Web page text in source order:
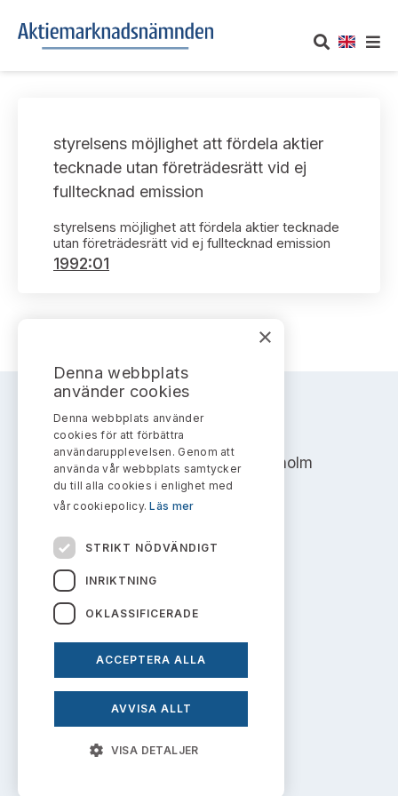
Om oss
Vårt uppdrag
Informationsgivning
Arbetsordning
Ledamöter
Huvudmän
Verksamhetsberättelser
Publikationer och anföranden
UTTALANDEN
Om nämndens uttalanden
Framställningar och konsultation
Samtliga uttalanden sorterade årsvis
Uttalanden sorterade ämnesvis
Sök uttalanden
Avgifter
Takeover-regler för reglerade marknader och vissa
handelsplattformar
AKTUELLT
Bildarkiv
Kontakt angående ansökningar och uttalanden
styrelsens möjlighet att fördela aktier
tecknade utan företrädesrätt vid ej
fulltecknad emission
styrelsens möjlighet att fördela aktier tecknade
utan företrädesrätt vid ej fulltecknad emission
1992:01
AKTIEMARKNADSNÄMNDEN
Address: Box 7354, 103 90 Stockholm
info@aktiemarknadsnamnden.se
Om innehållet
Om webbplatsen
Prenumerera på uttalanden
×
Denna webbplats
använder cookies
Denna webbplats använder
cookies för att förbättra
användarupplevelsen. Genom att
använda vår webbplats samtycker
du till alla cookies i enlighet med
vår cookiepolicy.Läs mer
STRIKT NÖDVÄNDIGT
INRIKTNING
OKLASSIFICERADE
ACCEPTERA ALLA
AVVISA ALLT
VISA DETALJER